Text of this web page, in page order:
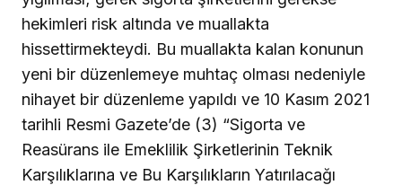
hekimleri risk altında ve muallakta
hissettirmekteydi. Bu muallakta kalan konunun
yeni bir düzenlemeye muhtaç olması nedeniyle
nihayet bir düzenleme yapıldı ve 10 Kasım 2021
tarihli Resmi Gazete’de (3) “Sigorta ve
Reasürans ile Emeklilik Şirketlerinin Teknik
Karşılıklarına ve Bu Karşılıkların Yatırılacağı